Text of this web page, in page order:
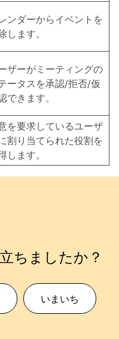
ンダーからイベントを
します。
ザーがミーティングの
ータスを承認/拒否/仮
できます。
を要求しているユーザ
割り当てられた役割を
します。
ちましたか？
いまいち